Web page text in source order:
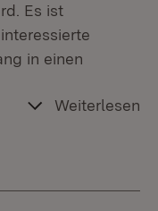
Es ist
in einen
Weiterlesen